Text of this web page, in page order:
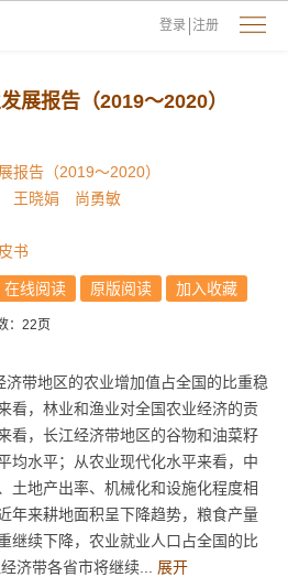
登录 注册
展报告（2019～2020）
报告（2019～2020）
王晓娟
尚勇敏
书
在线阅读 原版阅读 加入收藏
：22页
济带地区的农业增加值占全国的比重稳
看，林业和渔业对全国农业经济的贡
看，长江经济带地区的谷物和油菜籽
均水平；从农业现代化水平来看，中
土地产出率、机械化和设施化程度相
年来耕地面积呈下降趋势，粮食产量
继续下降，农业就业人口占全国的比
济带各省市将继续... 展开